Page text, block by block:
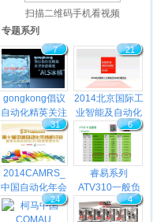
扫描二维码手机看视频
专题系列
gongkong倡议
自动化精英关注
公益挑战ALS冰
桶
7
2014北京国际工
业智能及自动化
展览会
21
2014CAMRS_
中国自动化年会
31
睿易系列
ATV310一般负
载应用变频器视
频教程
6
24 4